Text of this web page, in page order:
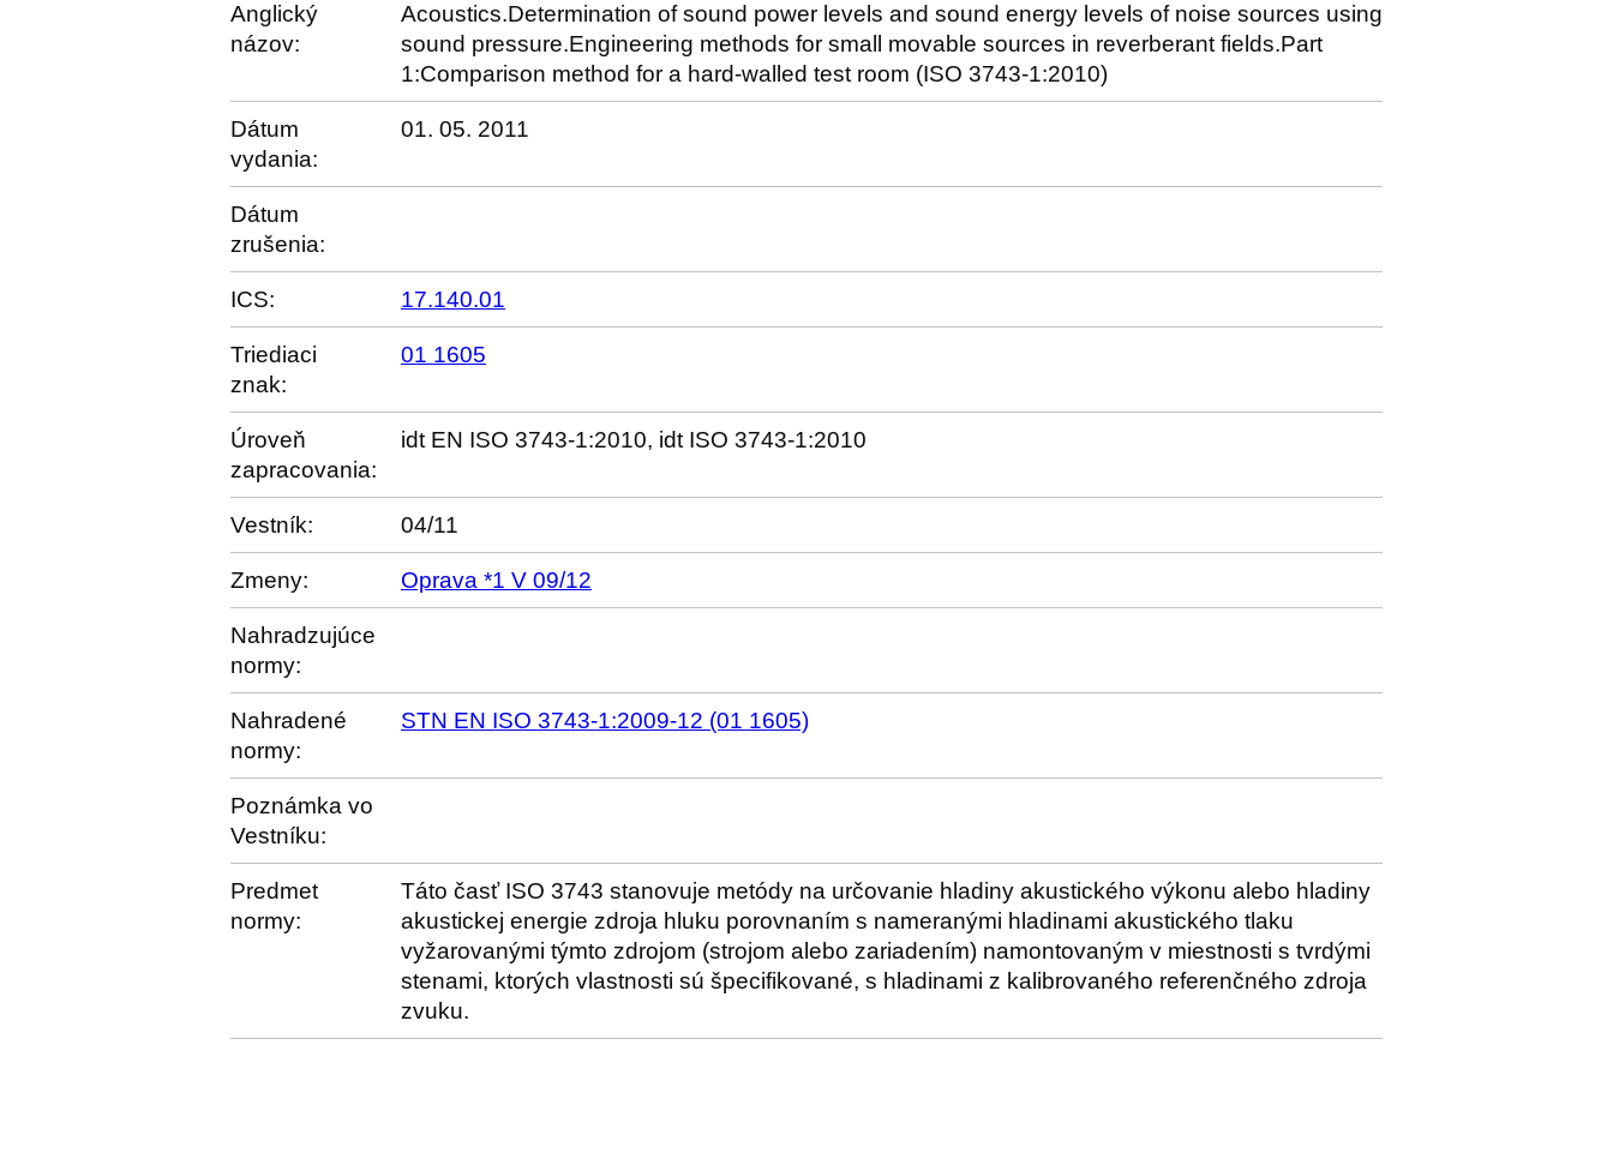
Anglický
názov:
Acoustics.Determination of sound power levels and sound energy levels of noise sources using
sound pressure.Engineering methods for small movable sources in reverberant fields.Part
1:Comparison method for a hard-walled test room (ISO 3743-1:2010)
Dátum
vydania:
01. 05. 2011
Dátum
zrušenia:
ICS: 17.140.01
Triediaci
znak:
01 1605
Úroveň
zapracovania:
idt EN ISO 3743-1:2010, idt ISO 3743-1:2010
Vestník: 04/11
Zmeny: Oprava *1 V 09/12
Nahradzujúce
normy:
Nahradené
normy:
STN EN ISO 3743-1:2009-12 (01 1605)
Poznámka vo
Vestníku:
Predmet
normy:
Táto časť ISO 3743 stanovuje metódy na určovanie hladiny akustického výkonu alebo hladiny
akustickej energie zdroja hluku porovnaním s nameranými hladinami akustického tlaku
vyžarovanými týmto zdrojom (strojom alebo zariadením) namontovaným v miestnosti s tvrdými
stenami, ktorých vlastnosti sú špecifikované, s hladinami z kalibrovaného referenčného zdroja
zvuku.